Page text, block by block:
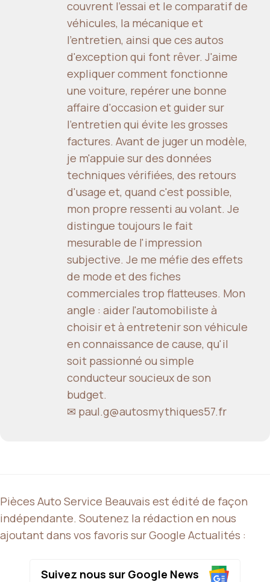
couvrent l'essai et le comparatif de
véhicules, la mécanique et
l'entretien, ainsi que ces autos
d'exception qui font rêver. J'aime
expliquer comment fonctionne
une voiture, repérer une bonne
affaire d'occasion et guider sur
l'entretien qui évite les grosses
factures. Avant de juger un modèle,
je m'appuie sur des données
techniques vérifiées, des retours
d'usage et, quand c'est possible,
mon propre ressenti au volant. Je
distingue toujours le fait
mesurable de l'impression
subjective. Je me méfie des effets
de mode et des fiches
commerciales trop flatteuses. Mon
angle : aider l'automobiliste à
choisir et à entretenir son véhicule
en connaissance de cause, qu'il
soit passionné ou simple
conducteur soucieux de son
budget.
✉ paul.g@autosmythiques57.fr
Pièces Auto Service Beauvais est édité de façon
indépendante. Soutenez la rédaction en nous
ajoutant dans vos favoris sur Google Actualités :
Suivez nous sur Google News